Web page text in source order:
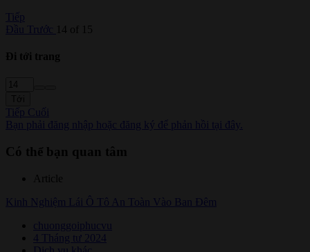
Tiếp
Đầu
Trước 14 of 15
Đi tới trang
Tiếp Cuối
Bạn phải đăng nhập hoặc đăng ký để phản hồi tại đây.
Có thể bạn quan tâm
Article
Kinh Nghiệm Lái Ô Tô An Toàn Vào Ban Đêm
chuonggoiphucvu
4 Tháng tư 2024